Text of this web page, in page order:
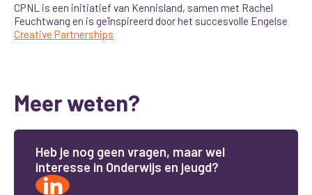
CPNL is een initiatief van Kennisland, samen met Rachel
Feuchtwang en is geïnspireerd door het succesvolle Engelse
Creative Partnerships
Meer weten?
Heb je nog geen vragen, maarwel
interesse in Onderwijs en jeugd?